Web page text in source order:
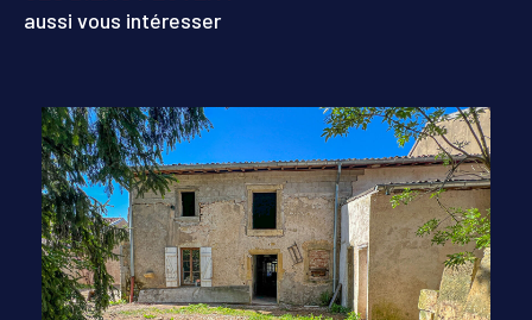
aussi vous intéresser